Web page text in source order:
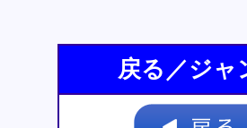
戻る／ジャ